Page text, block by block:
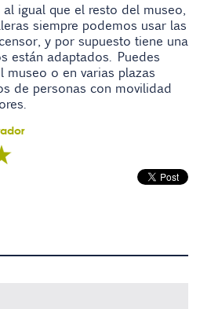
igual que el resto del museo,
siempre podemos usar las
y por supuesto tiene una
están adaptados. Puedes
o en varias plazas
de personas con movilidad